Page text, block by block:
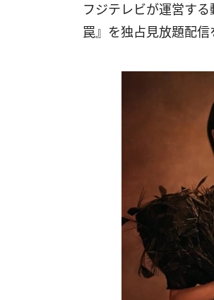
フジテレビが運営す
罠』を独占見放題配信